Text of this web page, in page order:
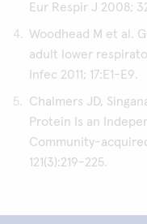
Eur Respir J 2008;
Woodhead M et al.
adult lower
Infec 2011; 17:E1-E9.
Chalmers JD,
Protein Is an
Community-
121(3):219-225.